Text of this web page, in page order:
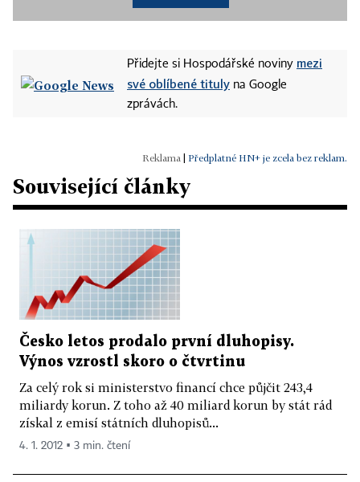
Přidejte si Hospodářské noviny mezi
své oblíbené tituly na Google
zprávách.
Předplatné HN+ je zcela bez reklam.
Související články
Česko letos prodalo první dluhopisy.
Výnos vzrostl skoro o čtvrtinu
Za celý rok si ministerstvo financí chce půjčit 243,4
miliardy korun. Z toho až 40 miliard korun by stát rád
získal z emisí státních dluhopisů...
4. 1. 2012 ▪ 3 min. čtení